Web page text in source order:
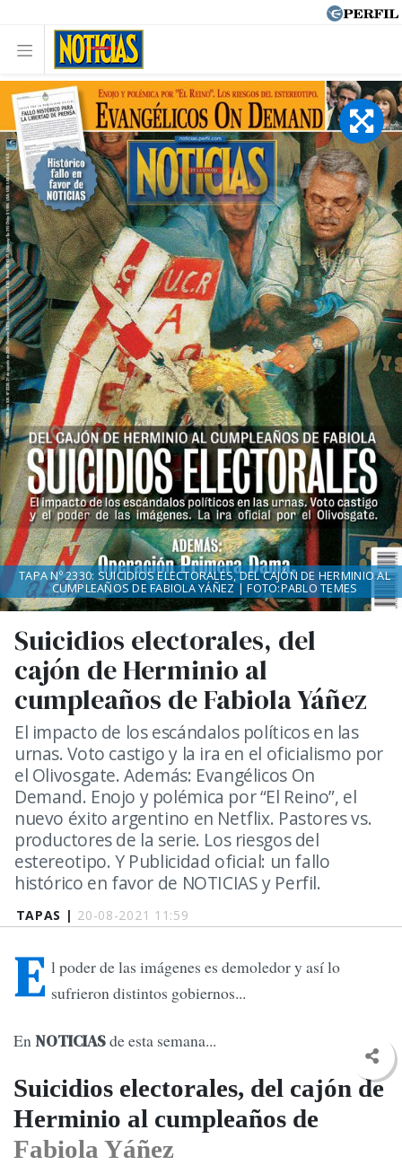
TAPAS | 20-08-2021 11:59
Suicidios electorales, del
cajón de Herminio al
cumpleaños de Fabiola Yáñez
El impacto de los escándalos políticos en las
urnas. Voto castigo y la ira en el oficialismo por
el Olivosgate. Además: Evangélicos On
Demand. Enojo y polémica por “El Reino”, el
nuevo éxito argentino en Netflix. Pastores vs.
productores de la serie. Los riesgos del
estereotipo. Y Publicidad oficial: un fallo
histórico en favor de NOTICIAS y Perfil.
TAPA Nº 2330: SUICIDIOS ELECTORALES, DEL CAJÓN DE HERMINIO AL
CUMPLEAÑOS DE FABIOLA YÁÑEZ | FOTO:PABLO TEMES
E l poder de las imágenes es demoledor y así lo
sufrieron distintos gobiernos...
EnNOTICIASde esta semana...
Suicidios electorales, del cajón de
Herminio al cumpleaños de
Fabiola Yáñez